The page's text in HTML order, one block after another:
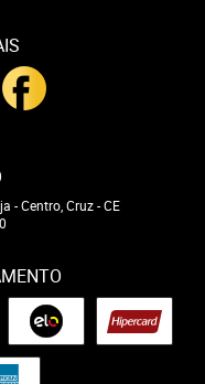
-Centro, Cruz-CE